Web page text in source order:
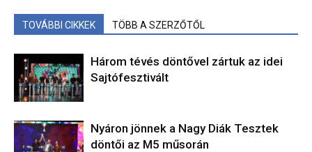
TOVÁBBI CIKKEK TÖBB A SZERZŐTŐL
Három tévés döntővel zártuk az idei
Sajtófesztivált
Nyáron jönnek a Nagy Diák Tesztek
döntői az M5 műsorán